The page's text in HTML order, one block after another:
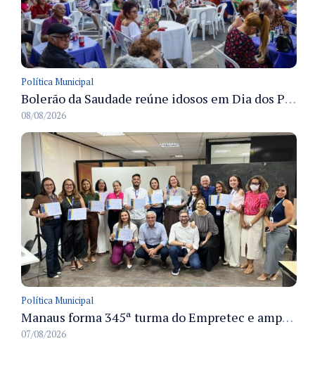
Política Municipal
Bolerão da Saudade reúne idosos em Dia dos Pais promovido pela Fundação Dr. Thomas em Manaus
08/08/2026
Política Municipal
Manaus forma 345ª turma do Empretec e amplia qualificação de empreendedores na cidade
07/08/2026